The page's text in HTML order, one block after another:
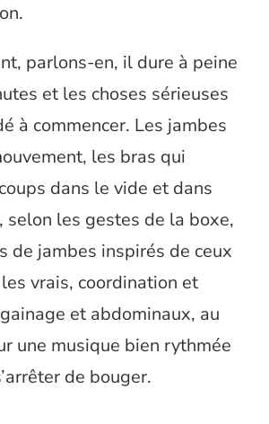
parlons-en, il dure à peine
et les choses sérieuses
à commencer. Les jambes
les bras qui
dans le vide et dans
selon les gestes de la boxe,
de jambes inspirés de ceux
vrais, coordination et
et abdominaux, au
une musique bien rythmée
de bouger.